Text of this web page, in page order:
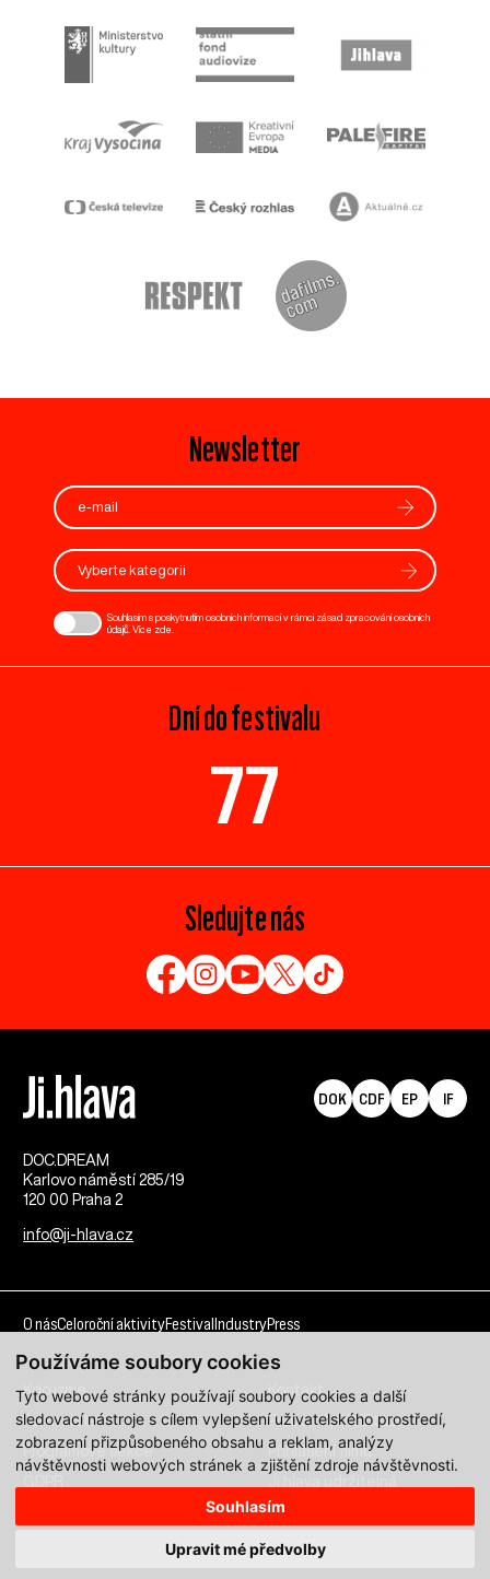
Používáme soubory cookies
Tyto webové stránky používají soubory cookies a další
sledovací nástroje s cílem vylepšení uživatelského prostředí,
zobrazení přizpůsobeného obsahu a reklam, analýzy
návštěvnosti webových stránek a zjištění zdroje návštěvnosti.
Souhlasím
Upravit mé předvolby
Newsletter
Vyberte kategorii
Souhlasím s poskytnutím osobních informací v rámci zásad zpracování osobních
údajů. Více zde
Dní do festivalu
77
Sledujte nás
DOC.DREAM​
Karlovo náměstí 285/19
120 00 Praha 2
info@ji-hlava.cz
DOK CDF EP IF
O násCeloroční aktivityFestival IndustryPress
Kdo jsme
Kontakt
Partnerství
Pracovní příležitosti
Programové sekce
Přihlášení filmu
Všechna práva vyhrazena DOC.DREAM services s. r. o.
Zásady zpracování osobních údajů pro MFDF Ji.hlava zde